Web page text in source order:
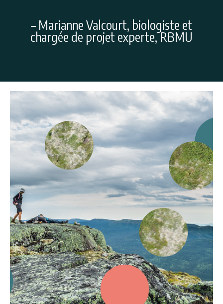
– Marianne Valcourt, biologiste et
chargée de projet experte, RBMU